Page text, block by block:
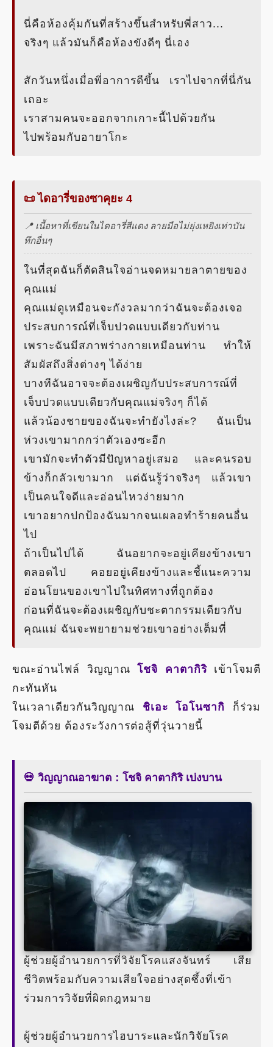
นี่คือห้องคุ้มกันที่สร้างขึ้นสำหรับพี่สาว...
จริงๆ แล้วมันก็คือห้องขังดีๆ นี่เอง
สักวันหนึ่งเมื่อพี่อาการดีขึ้น เราไปจากที่นี่กัน
เถอะ
เราสามคนจะออกจากเกาะนี้ไปด้วยกัน
ไปพร้อมกับอายาโกะ
📜 ไดอารี่ของซาคุยะ 4
📍 เนื้อหาที่เขียนในไดอารี่สีแดง ลายมือไม่ยุ่งเหยิงเท่าบัน
ทึกอื่นๆ
ในที่สุดฉันก็ตัดสินใจอ่านจดหมายลาตายของ
คุณแม่
คุณแม่ดูเหมือนจะกังวลมากว่าฉันจะต้องเจอ
ประสบการณ์ที่เจ็บปวดแบบเดียวกับท่าน
เพราะฉันมีสภาพร่างกายเหมือนท่าน ทำให้
สัมผัสถึงสิ่งต่างๆ ได้ง่าย
บางทีฉันอาจจะต้องเผชิญกับประสบการณ์ที่
เจ็บปวดแบบเดียวกับคุณแม่จริงๆ ก็ได้
แล้วน้องชายของฉันจะทำยังไงล่ะ? ฉันเป็น
ห่วงเขามากกว่าตัวเองซะอีก
เขามักจะทำตัวมีปัญหาอยู่เสมอ และคนรอบ
ข้างก็กลัวเขามาก แต่ฉันรู้ว่าจริงๆ แล้วเขา
เป็นคนใจดีและอ่อนไหวง่ายมาก
เขาอยากปกป้องฉันมากจนเผลอทำร้ายคนอื่น
ไป
ถ้าเป็นไปได้ ฉันอยากจะอยู่เคียงข้างเขา
ตลอดไป คอยอยู่เคียงข้างและชี้แนะความ
อ่อนโยนของเขาไปในทิศทางที่ถูกต้อง
ก่อนที่ฉันจะต้องเผชิญกับชะตากรรมเดียวกับ
คุณแม่ ฉันจะพยายามช่วยเขาอย่างเต็มที่
ขณะอ่านไฟล์ วิญญาณ โชจิ คาตากิริเข้าโจมตี
กะทันหัน
ในเวลาเดียวกันวิญญาณ ชิเอะ โอโนซากิ ก็ร่วม
โจมตีด้วย ต้องระวังการต่อสู้ที่วุ่นวายนี้
💀 วิญญาณอาฆาต：โชจิ คาตากิริ เบ่งบาน
ผู้ช่วยผู้อำนวยการที่วิจัยโรคแสงจันทร์ เสีย
ชีวิตพร้อมกับความเสียใจอย่างสุดซึ้งที่เข้า
ร่วมการวิจัยที่ผิดกฎหมาย
ผู้ช่วยผู้อำนวยการไฮบาระและนักวิจัยโรค